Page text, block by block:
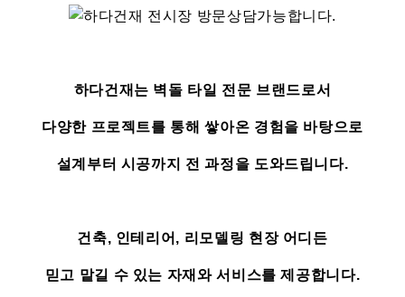
하다건재는 벽돌 타일 전문 브랜드로서
다양한 프로젝트를 통해 쌓아온 경험을 바탕으로
설계부터 시공까지 전 과정을 도와드립니다.
건축, 인테리어, 리모델링 현장 어디든
믿고 맡길 수 있는 자재와 서비스를 제공합니다.